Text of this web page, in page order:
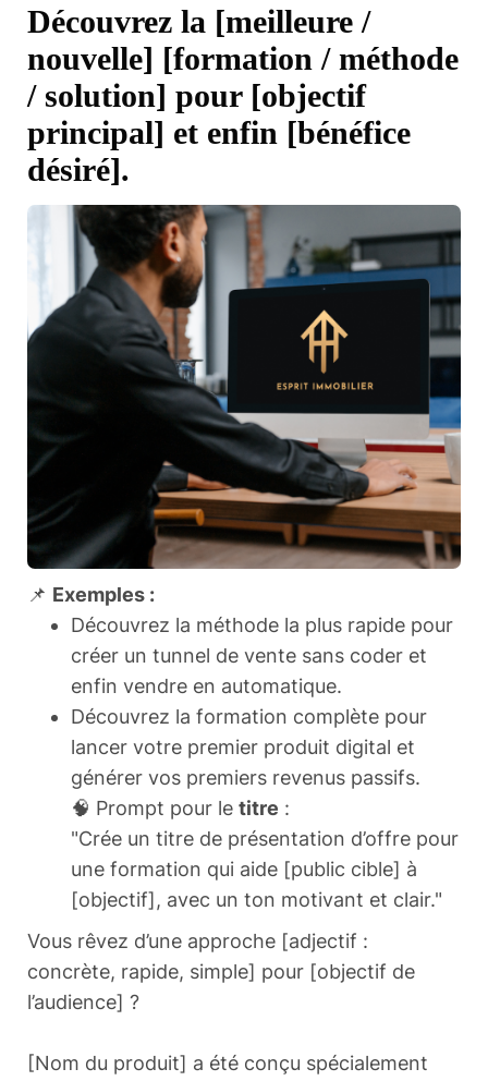
Découvrez la [meilleure /
nouvelle] [formation / méthode
/ solution] pour [objectif
principal] et enfin [bénéfice
désiré].
📌 Exemples :
Découvrez la méthode la plus rapide pour
créer un tunnel de vente sans coder et
enfin vendre en automatique.
Découvrez la formation complète pour
lancer votre premier produit digital et
générer vos premiers revenus passifs.
🧠 Prompt pour le titre :
"Crée un titre de présentation d’offre pour
une formation qui aide [public cible] à
[objectif], avec un ton motivant et clair."
Vous rêvez d’une approche [adjectif :
concrète, rapide, simple] pour [objectif de
l’audience] ?
[Nom du produit] a été conçu spécialement